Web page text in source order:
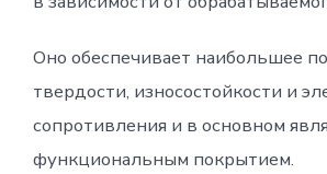
Оно обеспечивает наибольшее
твердости, износостойкости и
сопротивления и в основном
функциональным покрытием.